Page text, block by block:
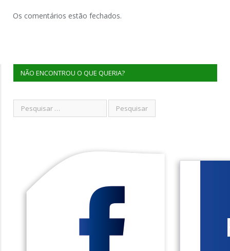
Os comentários estão fechados.
NÃO ENCONTROU O QUE QUERIA?